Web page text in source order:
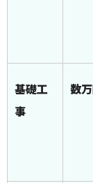
基礎工
事
数